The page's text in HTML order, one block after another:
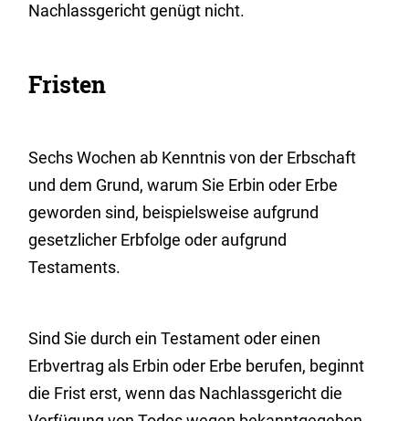
Nachlassgericht genügt nicht.
Fristen
Sechs Wochen ab Kenntnis von der Erbschaft
und dem Grund, warum Sie Erbin oder Erbe
geworden sind, beispielsweise aufgrund
gesetzlicher Erbfolge oder aufgrund
Testaments.
Sind Sie durch ein Testament oder einen
Erbvertrag als Erbin oder Erbe berufen, beginnt
die Frist erst, wenn das Nachlassgericht die